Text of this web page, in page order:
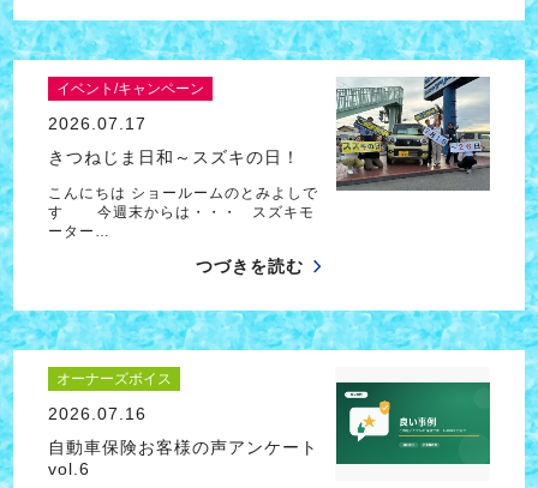
イベント/キャンペーン
2026.07.17
きつねじま日和～スズキの日！
こんにちは ショールームのとみよしで
す 今週末からは・・・ スズキモ
ーター…
つづきを読む
オーナーズボイス
2026.07.16
自動車保険お客様の声アンケート
vol.6